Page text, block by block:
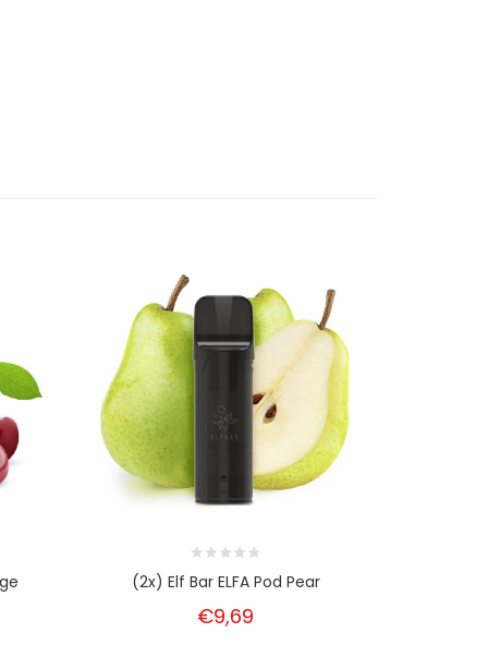
(2x) Elf Bar ELFA Pod Pear
€9,69